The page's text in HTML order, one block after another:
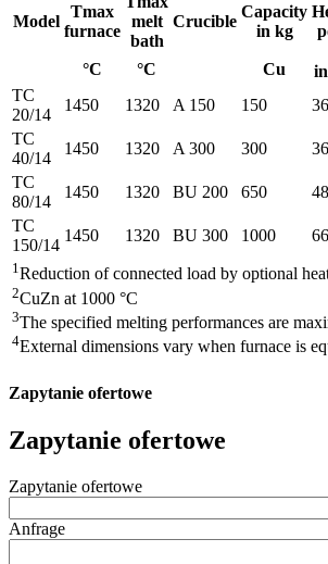
Model
Tmax
furnace
melt
bath
Crucible
Capacity
in kg
°C
°C Cu
TC
20/14
1450 1320 A 150 150 36
TC
40/14
1450 1320 A 300 300 36
TC
80/14
1450 1320 BU 200 650 48
TC
150/14
1450 1320 BU 300 1000 66
1Reduction of connected load by optional
2CuZn at 1000 °C
3The specified melting performances are
4External dimensions vary when furnace is
Zapytanie ofertowe
Zapytanie ofertowe
Zapytanie ofertowe
Anfrage